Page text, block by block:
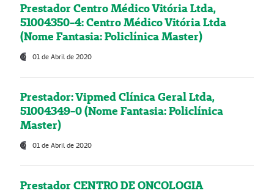
Prestador Centro Médico Vitória Ltda,
51004350-4: Centro Médico Vitória Ltda
(Nome Fantasia: Policlínica Master)
01 de Abril de 2020
Prestador: Vipmed Clínica Geral Ltda,
51004349-0 (Nome Fantasia: Policlínica
Master)
01 de Abril de 2020
Prestador CENTRO DE ONCOLOGIA